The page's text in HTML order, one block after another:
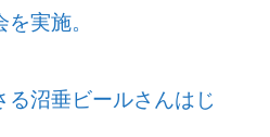
実施。
る沼垂ビールさんはじ